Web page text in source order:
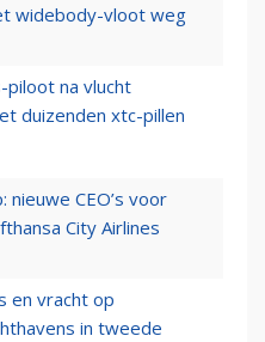
widebody-vloot weg
piloot na vlucht
duizenden xtc-pillen
nieuwe CEO’s voor
City Airlines
en vracht op
in tweede